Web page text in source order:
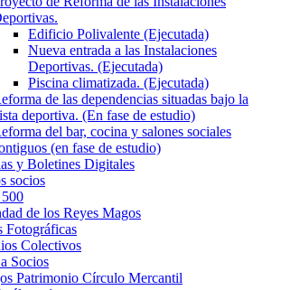
Edificio Polivalente (Ejecutada)
Nueva entrada a las Instalaciones
Deportivas. (Ejecutada)
Piscina climatizada. (Ejecutada)
de las dependencias situadas bajo la
deportiva. (En fase de estudio)
del bar, cocina y salones sociales
(en fase de estudio)
y Boletines Digitales
socios
de los Reyes Magos
Fotográficas
Colectivos
Socios
Patrimonio Círculo Mercantil